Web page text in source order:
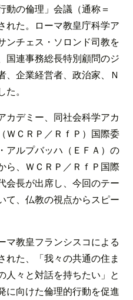
動の倫理」会議（通称＝
れた。ローマ教皇庁科学ア
ンチェス・ソロンド司教を
国連事務総長特別顧問のジ
、企業経営者、政治家、Ｎ
。
カデミー、同社会科学アカ
ＷＣＲＰ／ＲｆＰ）国際委
アルプバッハ（ＥＦＡ）の
ら、ＷＣＲＰ／ＲｆＰ国際
会長が出席し、今回のテー
て、仏教の視点からスピー
マ教皇フランシスコによる
れた、「我々の共通の住ま
人々と対話を持ちたい」と
に向けた倫理的行動を促進